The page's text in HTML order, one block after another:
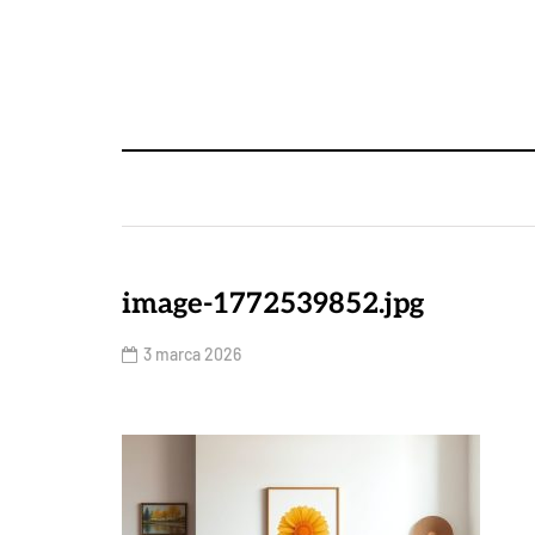
image-1772539852.jpg
3 marca 2026